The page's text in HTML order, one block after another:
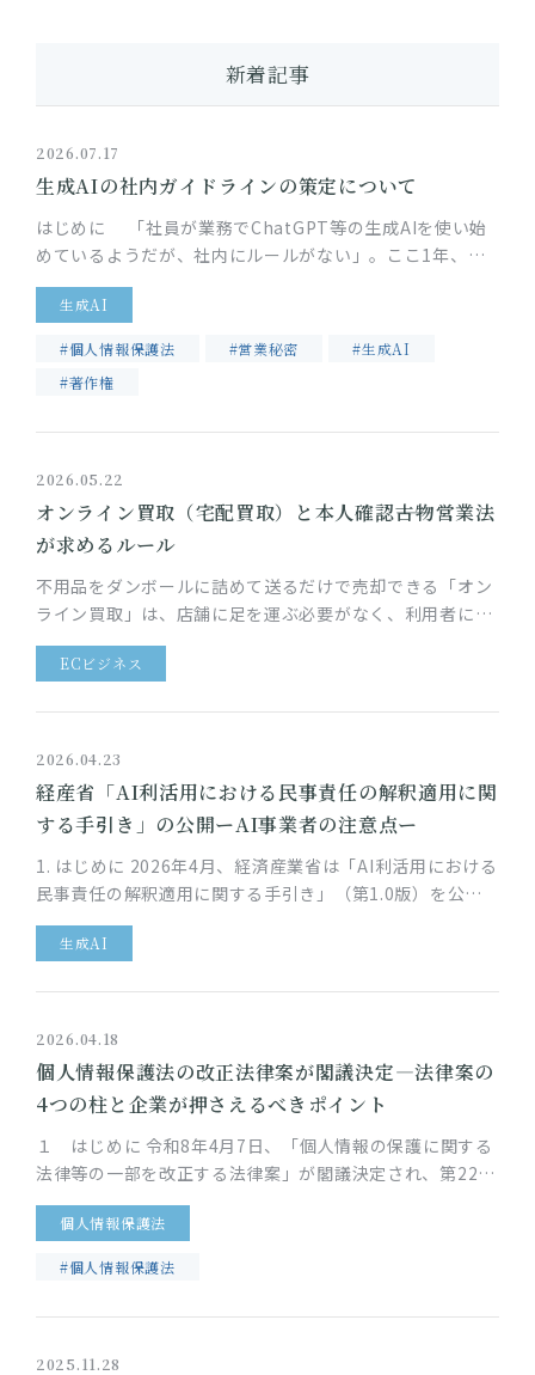
新着記事
2026.07.17
生成AIの社内ガイドラインの策定について
はじめに 「社員が業務でChatGPT等の生成AIを使い始
めているようだが、社内にルールがない」。ここ1年、顧
問先のIT企業から特に多くいただくご相談です。生成AIの
業務利用には…
生成AI
#個人情報保護法 #営業秘密
#生成AI
#著作権
2026.05.22
オンライン買取（宅配買取）と本人確認――古物営業法
が求めるルール
不用品をダンボールに詰めて送るだけで売却できる「オン
ライン買取」は、店舗に足を運ぶ必要がなく、利用者にと
って非常に手軽なサービスです。一方、買取業者には、古
物営業法により本人確認な…
ECビジネス
2026.04.23
経産省「AI利活用における民事責任の解釈適用に関
する手引き」の公開ーAI事業者の注意点ー
1. はじめに 2026年4月、経済産業省は「AI利活用における
民事責任の解釈適用に関する手引き」（第1.0版）を公表
しました。生成AIの登場以降、AIサービスの社会実装は急
速に進…
生成AI
2026.04.18
個人情報保護法の改正法律案が閣議決定―法律案の
4つの柱と企業が押さえるべきポイント
１ はじめに 令和8年4月7日、「個人情報の保護に関する
法律等の一部を改正する法律案」が閣議決定され、第221
回特別国会に提出されました。今回の法律案は、デジタル
技術の急速な進展に…
個人情報保護法
#個人情報保護法
2025.11.28